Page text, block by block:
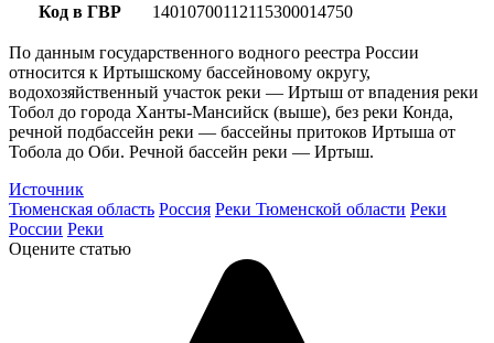
Код в ГВР
14010700112115300014750
По данным государственного водного реестра России
относится к Иртышскому бассейновому округу,
водохозяйственный участок реки — Иртыш от впадения реки
Тобол до города Ханты-Мансийск (выше), без реки Конда,
речной подбассейн реки — бассейны притоков Иртыша от
Тобола до Оби. Речной бассейн реки — Иртыш.
Источник
Тюменская область Россия Реки Тюменской области Реки
России Реки
Оцените статью